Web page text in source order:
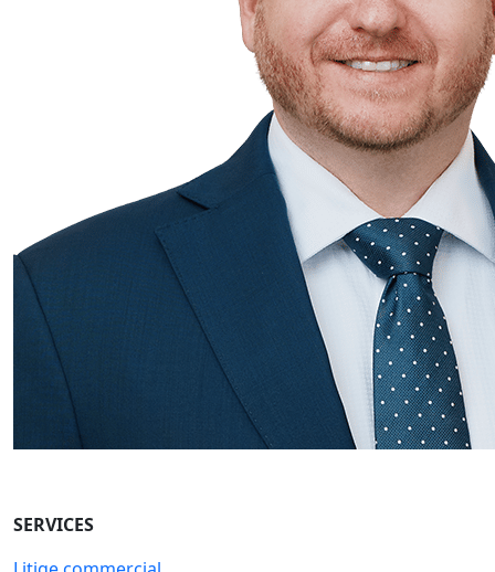
SERVICES